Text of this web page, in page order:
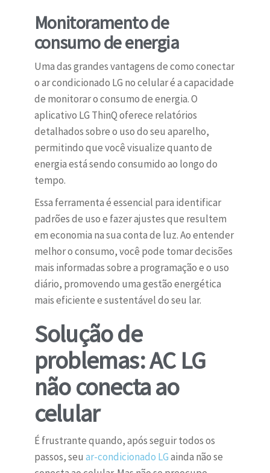
Monitoramento de
consumo de energia
Uma das grandes vantagens de como conectar
o ar condicionado LG no celular é a capacidade
de monitorar o consumo de energia. O
aplicativo LG ThinQ oferece relatórios
detalhados sobre o uso do seu aparelho,
permitindo que você visualize quanto de
energia está sendo consumido ao longo do
tempo.
Essa ferramenta é essencial para identificar
padrões de uso e fazer ajustes que resultem
em economia na sua conta de luz. Ao entender
melhor o consumo, você pode tomar decisões
mais informadas sobre a programação e o uso
diário, promovendo uma gestão energética
mais eficiente e sustentável do seu lar.
Solução de
problemas: AC LG
não conecta ao
celular
É frustrante quando, após seguir todos os
passos, seu ar-condicionado LGainda não se